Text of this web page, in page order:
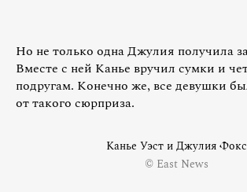
Но не только одна Джулия получила
Вместе с ней Канье вручил сумки и
подругам. Конечно же, все девушки
от такого сюрприза.
Канье Уэст и Джулия Фокс
© East News